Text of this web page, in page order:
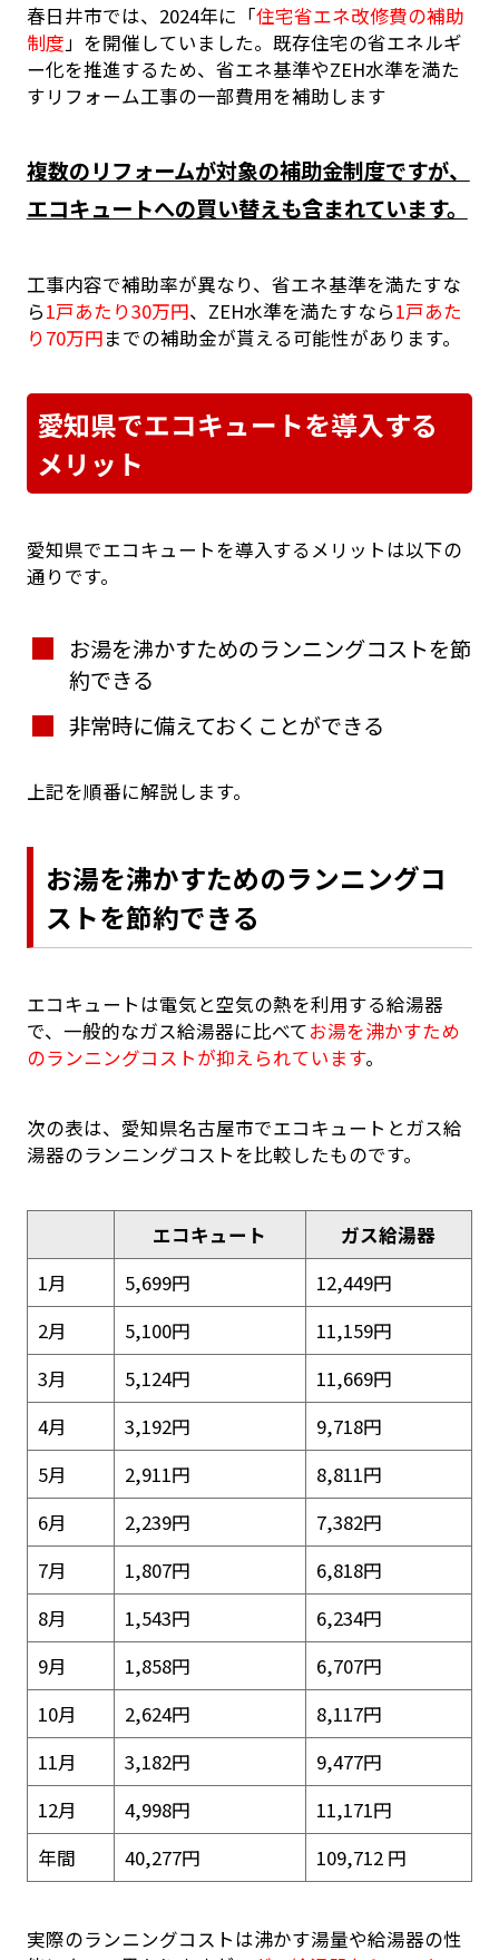
春日井市では、2024年に「住宅省エネ改修費の補助
制度 」を開催していました。既存住宅の省エネルギ
ー化を推進するため、省エネ基準やZEH水準を満た
すリフォーム工事の一部費用を補助します
複数のリフォームが対象の補助金制度ですが、
エコキュートへの買い替えも含まれています。
工事内容で補助率が異なり、省エネ基準を満たすな
ら1戸あたり30万円、ZEH水準を満たすなら1戸あた
り70万円までの補助金が貰える可能性があります。
愛知県でエコキュートを導入する
メリット
愛知県でエコキュートを導入するメリットは以下の
通りです。
お湯を沸かすためのランニングコストを節
約できる
非常時に備えておくことができる
上記を順番に解説します。
お湯を沸かすためのランニングコ
ストを節約できる
エコキュートは電気と空気の熱を利用する給湯器
で、一般的なガス給湯器に比べてお湯を沸かすため
のランニングコストが抑えられています。
次の表は、愛知県名古屋市でエコキュートとガス給
湯器のランニングコストを比較したものです。
エコキュート
ガス給湯器
1月
5,699円
12,449円
2月
5,100円
11,159円
3月
5,124円
11,669円
4月
3,192円
9,718円
5月
2,911円
8,811円
6月
2,239円
7,382円
7月
1,807円
6,818円
8月
1,543円
6,234円
9月
1,858円
6,707円
10月
2,624円
8,117円
11月
3,182円
9,477円
12月
4,998円
11,171円
年間
40,277円 109,712 円
実際のランニングコストは沸かす湯量や給湯器の性